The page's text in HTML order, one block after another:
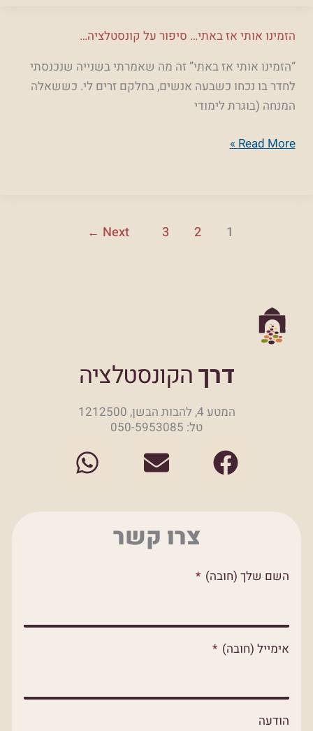
הזמינו אותי אז באתי… סיפור על קונסטלציה…
“הזמינו אותי אז באתי” זה מה שאמרתי בשנייה שנכנסתי
לחדר בו נכחו כשבעה אנשים, בחלקם זרים לי. כששאלה
המנחה (בוגרת לימודי
הזמינו
אז
באתי…
סיפור
קונסטלציה…
Read More »
1
2
3
Next
←
דרךהקונסטלציה
המטע 4, להבות הבשן, 1212500
טל: 050-5953085
F
a
o
k
E
n
l
e
W
h
p
צרו קשר
השם שלך (חובה)
אימייל (חובה)
הודעה